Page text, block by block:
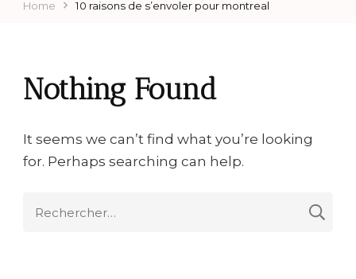
Home 10 raisons de s’envoler pour montreal
Nothing Found
It seems we can’t find what you’re looking
for. Perhaps searching can help.